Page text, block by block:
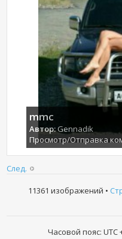
mmc
Автор:Gennadik
Просмотр/Отправка
След.
11361 изображений •
Часовой пояс: